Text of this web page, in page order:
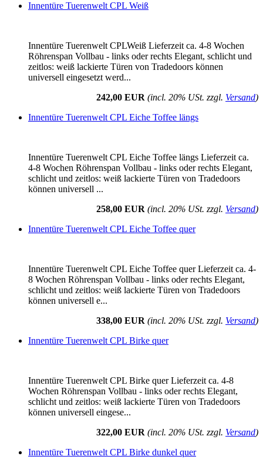
Innentüre Tuerenwelt CPL Weiß
Innentüre Tuerenwelt CPLWeiß Lieferzeit ca. 4-8 Wochen
Röhrenspan Vollbau - links oder rechts Elegant, schlicht und
zeitlos: weiß lackierte Türen von Tradedoors können
universell eingesetzt werd...
242,00 EUR (incl. 20% USt. zzgl. Versand)
Innentüre Tuerenwelt CPL Eiche Toffee längs
Innentüre Tuerenwelt CPL Eiche Toffee längs Lieferzeit ca.
4-8 Wochen Röhrenspan Vollbau - links oder rechts Elegant,
schlicht und zeitlos: weiß lackierte Türen von Tradedoors
können universell ...
258,00 EUR (incl. 20% USt. zzgl. Versand)
Innentüre Tuerenwelt CPL Eiche Toffee quer
Innentüre Tuerenwelt CPL Eiche Toffee quer Lieferzeit ca. 4-
8 Wochen Röhrenspan Vollbau - links oder rechts Elegant,
schlicht und zeitlos: weiß lackierte Türen von Tradedoors
können universell e...
338,00 EUR (incl. 20% USt. zzgl. Versand)
Innentüre Tuerenwelt CPL Birke quer
Innentüre Tuerenwelt CPL Birke quer Lieferzeit ca. 4-8
Wochen Röhrenspan Vollbau - links oder rechts Elegant,
schlicht und zeitlos: weiß lackierte Türen von Tradedoors
können universell eingese...
322,00 EUR (incl. 20% USt. zzgl. Versand)
Innentüre Tuerenwelt CPL Birke dunkel quer